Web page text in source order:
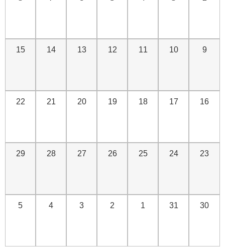
9
10
11
12
13
14
15
16
17
18
19
20
21
22
23
24
25
26
27
28
29
30
31
1
2
3
4
5